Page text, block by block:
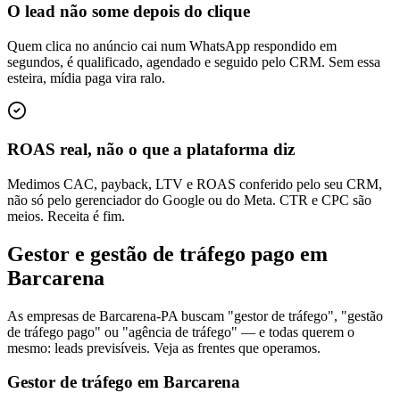
O lead não some depois do clique
Quem clica no anúncio cai num WhatsApp respondido em
segundos, é qualificado, agendado e seguido pelo CRM. Sem essa
esteira, mídia paga vira ralo.
ROAS real, não o que a plataforma diz
Medimos CAC, payback, LTV e ROAS conferido pelo seu CRM,
não só pelo gerenciador do Google ou do Meta. CTR e CPC são
meios. Receita é fim.
Gestor e gestão de tráfego pago em
Barcarena
As empresas de Barcarena-PA buscam "gestor de tráfego", "gestão
de tráfego pago" ou "agência de tráfego" — e todas querem o
mesmo: leads previsíveis. Veja as frentes que operamos.
Gestor de tráfego em Barcarena